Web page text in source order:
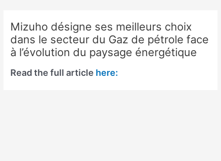
content
Mizuho désigne ses meilleurs choix
dans le secteur du Gaz de pétrole face
à l’évolution du paysage énergétique
Read the full article here: